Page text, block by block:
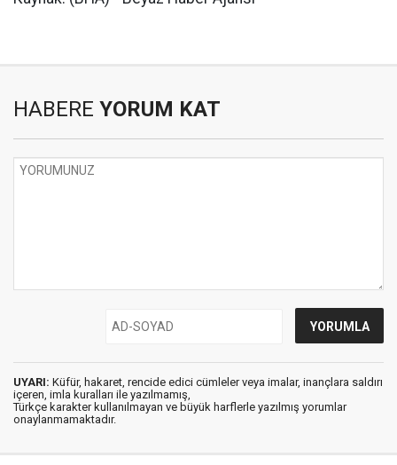
HABERE YORUM KAT
UYARI: Küfür, hakaret, rencide edici cümleler veya imalar, inançlara saldırı
içeren, imla kuralları ile yazılmamış,
Türkçe karakter kullanılmayan ve büyük harflerle yazılmış yorumlar
onaylanmamaktadır.